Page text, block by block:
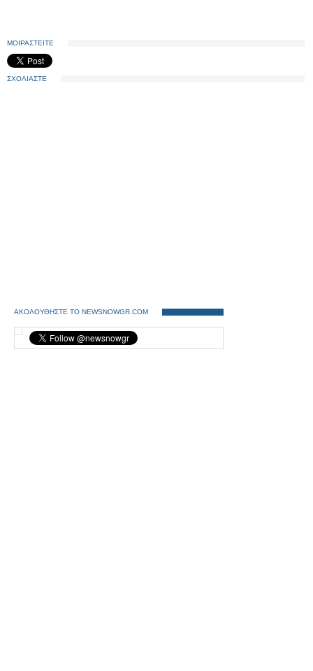
ΜΟΙΡΑΣΤΕΙΤΕ
ΣΧΟΛΙΑΣΤΕ
ΑΚΟΛΟΥΘΗΣΤΕ ΤΟ NEWSNOWGR.COM